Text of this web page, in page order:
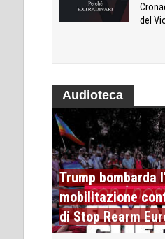
del
Audioteca
Trump bombarda
mobilitazione
di Stop Rearm